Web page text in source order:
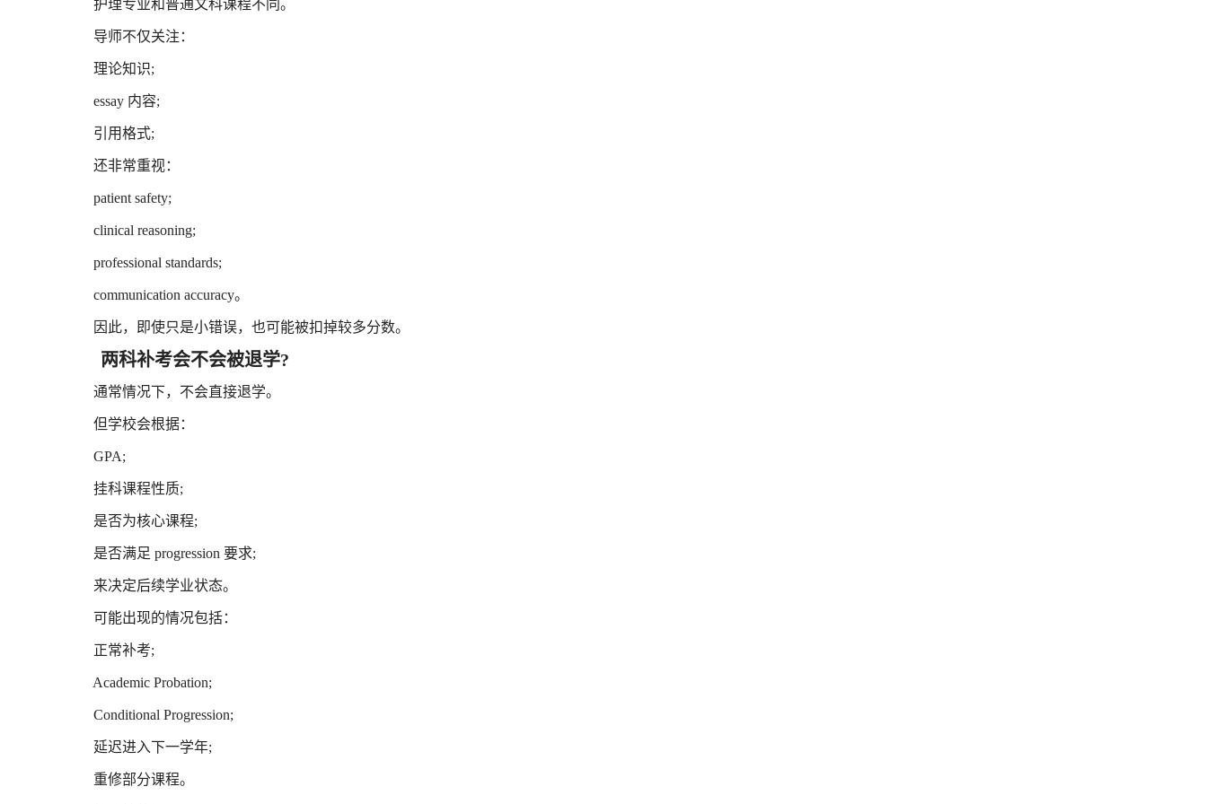
护理专业和普通文科课程不同。
导师不仅关注：
理论知识;
essay 内容;
引用格式;
还非常重视：
patient safety;
clinical reasoning;
professional standards;
communication accuracy。
因此，即使只是小错误，也可能被扣掉较多分数。
两科补考会不会被退学?
通常情况下，不会直接退学。
但学校会根据：
GPA;
挂科课程性质;
是否为核心课程;
是否满足 progression 要求;
来决定后续学业状态。
可能出现的情况包括：
正常补考;
Academic Probation;
Conditional Progression;
延迟进入下一学年;
重修部分课程。